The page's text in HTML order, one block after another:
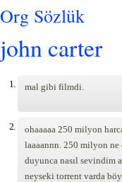
Org Sözlük
john carter
1. mal gibi filmdi.
2.
ohaaaaa 250 milyon
laaaannn. 250 milyon ne
duyunca nasıl sevindim
neyseki torrent varda